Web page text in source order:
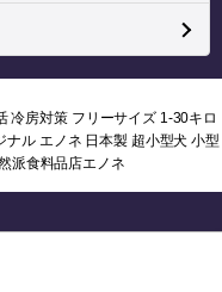
冷房対策 フリーサイズ 1-30キロ
ル エノネ 日本製 超小型犬 小型
派食料品店エノネ